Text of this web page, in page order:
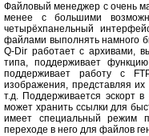
Файловый менеджер с очень
менее с большими
четырёхпанельный
файлами выполнять намного
Q-Dir работает с архивами,
типа, поддерживает
поддерживает работу с
изображения, представляя
т.д. Поддерживается эскорт
может хранить ссылки для
имеет специальный режим
переходе в него для файлов